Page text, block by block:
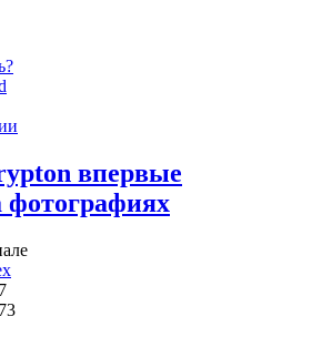
впервые
фотографиях